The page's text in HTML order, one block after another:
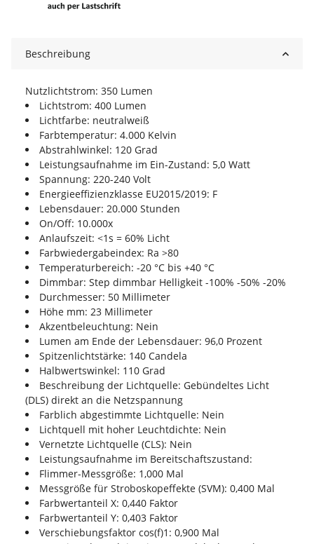
Beschreibung
Nutzlichtstrom: 350 Lumen
Lichtstrom: 400 Lumen
Lichtfarbe: neutralweiß
Farbtemperatur: 4.000 Kelvin
Abstrahlwinkel: 120 Grad
Leistungsaufnahme im Ein-Zustand: 5,0 Watt
Spannung: 220-240 Volt
Energieeffizienzklasse EU2015/2019: F
Lebensdauer: 20.000 Stunden
On/Off: 10.000x
Anlaufszeit: <1s = 60% Licht
Farbwiedergabeindex: Ra >80
Temperaturbereich: -20 °C bis +40 °C
Dimmbar: Step dimmbar Helligkeit -100% -50% -20%
Durchmesser: 50 Millimeter
Höhe mm: 23 Millimeter
Akzentbeleuchtung: Nein
Lumen am Ende der Lebensdauer: 96,0 Prozent
Spitzenlichtstärke: 140 Candela
Halbwertswinkel: 110 Grad
Beschreibung der Lichtquelle: Gebündeltes Licht
(DLS) direkt an die Netzspannung
Farblich abgestimmte Lichtquelle: Nein
Lichtquell mit hoher Leuchtdichte: Nein
Vernetzte Lichtquelle (CLS): Nein
Leistungsaufnahme im Bereitschaftszustand:
Flimmer-Messgröße: 1,000 Mal
Messgröße für Stroboskopeffekte (SVM): 0,400 Mal
Farbwertanteil X: 0,440 Faktor
Farbwertanteil Y: 0,403 Faktor
Verschiebungsfaktor cos(f)1: 0,900 Mal